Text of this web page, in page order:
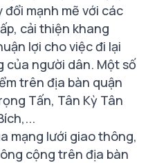
mạnh mẽ với các
cải thiện khang
lợi cho việc đi lại
của người dân. Một số
trên địa bàn quận
Tấn, Tân Kỳ Tân
mạng lưới giao thông,
cộng trên địa bàn